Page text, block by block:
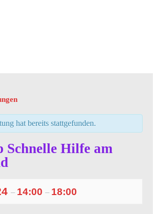
hat bereits stattgefunden.
Schnelle Hilfe am
– 14:00 – 18:00